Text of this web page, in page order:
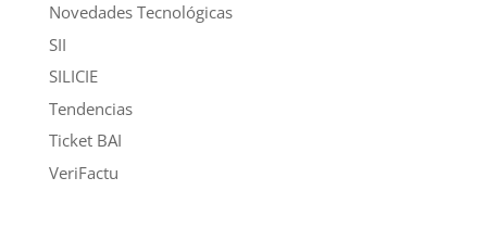
Novedades Tecnológicas
SII
SILICIE
Tendencias
Ticket BAI
VeriFactu